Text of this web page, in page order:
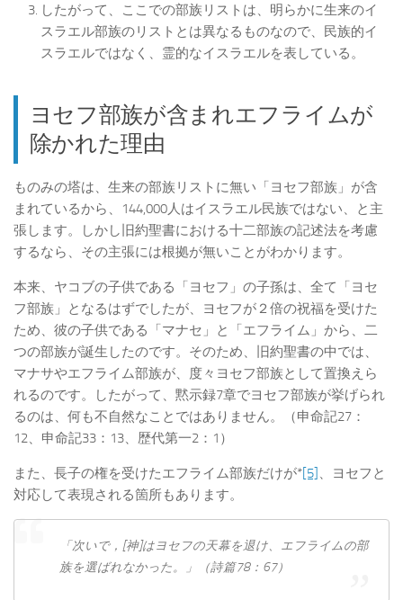
したがって、ここでの部族リストは、明らかに生来のイ
スラエル部族のリストとは異なるものなので、民族的イ
スラエルではなく、霊的なイスラエルを表している。
ヨセフ部族が含まれエフライムが
除かれた理由
ものみの塔は、生来の部族リストに無い「ヨセフ部族」が含
まれているから、144,000人はイスラエル民族ではない、と主
張します。しかし旧約聖書における十二部族の記述法を考慮
するなら、その主張には根拠が無いことがわかります。
本来、ヤコブの子供である「ヨセフ」の子孫は、全て「ヨセ
フ部族」となるはずでしたが、ヨセフが２倍の祝福を受けた
ため、彼の子供である「マナセ」と「エフライム」から、二
つの部族が誕生したのです。そのため、旧約聖書の中では、
マナサやエフライム部族が、度々ヨセフ部族として置換えら
れるのです。したがって、黙示録7章でヨセフ部族が挙げられ
るのは、何も不自然なことではありません。（申命記27：
12、申命記33：13、歴代第一2：1）
また、長子の権を受けたエフライム部族だけが*[5] 、ヨセフと
対応して表現される箇所もあります。
「次いで，[神]はヨセフの天幕を退け、エフライムの部
族を選ばれなかった。」（詩篇78：67）